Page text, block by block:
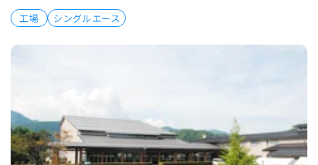
工場 シングルエース